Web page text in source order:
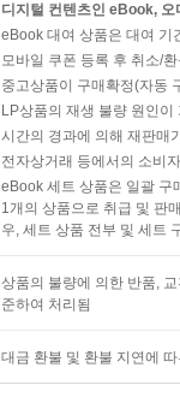
디지털 컨텐츠인 eBook,
eBook 대여 상품은 대여 기
모바일 쿠폰 등록 후 취소/
중고상품이 구매확정(자동
LP상품의 재생 불량 원인
시간의 경과에 의해 재판매
전자상거래 등에서의 소비
eBook 세트 상품은 일괄 구
1개의 상품으로 취급 및 판
우, 세트 상품 전부 및 세트
상품의 불량에 의한 반품,
준하여 처리됨
대금 환불 및 환불 지연에